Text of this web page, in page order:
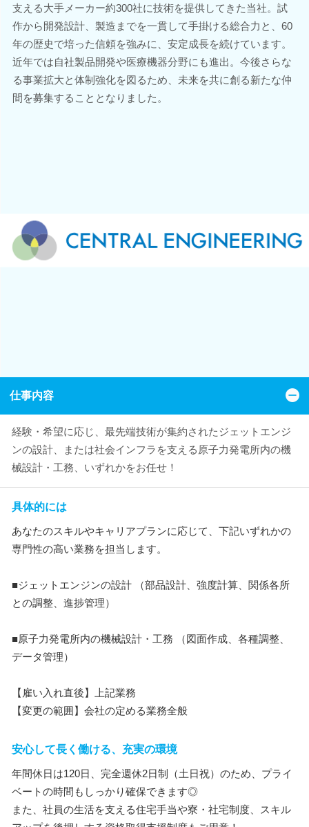
支える大手メーカー約300社に技術を提供してきた当社。試
作から開発設計、製造までを一貫して手掛ける総合力と、60
年の歴史で培った信頼を強みに、安定成長を続けています。
近年では自社製品開発や医療機器分野にも進出。今後さらな
る事業拡大と体制強化を図るため、未来を共に創る新たな仲
間を募集することとなりました。
仕事内容
経験・希望に応じ、最先端技術が集約されたジェットエンジ
ンの設計、または社会インフラを支える原子力発電所内の機
械設計・工務、いずれかをお任せ！
具体的には
あなたのスキルやキャリアプランに応じて、下記いずれかの
専門性の高い業務を担当します。
■ジェットエンジンの設計 （部品設計、強度計算、関係各所
との調整、進捗管理）
■原子力発電所内の機械設計・工務 （図面作成、各種調整、
データ管理）
【雇い入れ直後】上記業務
【変更の範囲】会社の定める業務全般
安心して長く働ける、充実の環境
年間休日は120日、完全週休2日制（土日祝）のため、プライ
ベートの時間もしっかり確保できます◎
また、社員の生活を支える住宅手当や寮・社宅制度、スキル